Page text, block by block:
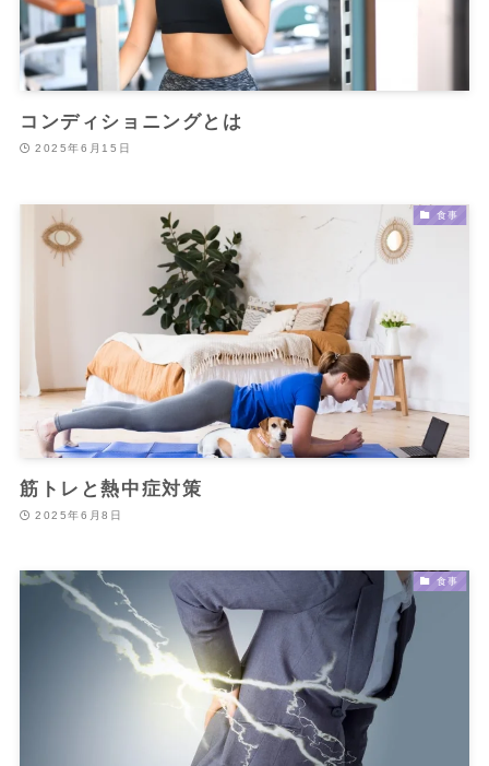
コンディショニングとは
2025年6月15日
食事
筋トレと熱中症対策
2025年6月8日
食事